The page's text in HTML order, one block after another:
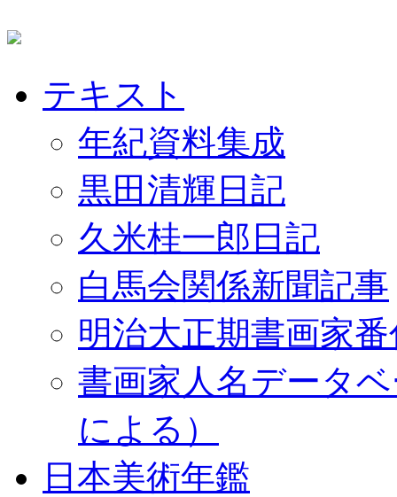
テキスト
年紀資料集成
黒田清輝日記
久米桂一郎日記
白馬会関係新聞記事
明治大正期書画家
書画家人名データ
による）
日本美術年鑑